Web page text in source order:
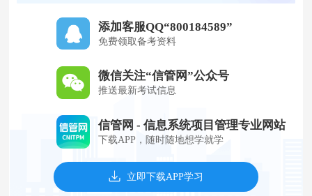
添加客服QQ“800184589”
免费领取备考资料
微信关注“信管网”公众号
推送最新考试信息
信管网 - 信息系统项目管理专业网站
下载APP，随时随地想学就学
立即下载APP学习